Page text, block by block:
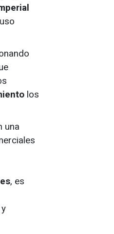
los
una
, es